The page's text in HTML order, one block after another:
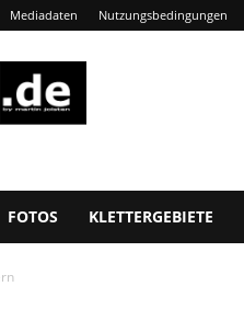
Mediadaten Nutzungsbedingungen
FOTOS KLETTERGEBIETE